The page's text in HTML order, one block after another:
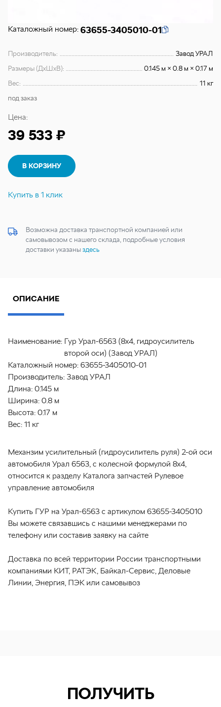
Каталожный номер: 63655-3405010-01
Производитель:
Завод УРАЛ
Размеры (ДхШхВ):
0.145 м × 0.8 м × 0.17 м
Вес:
11 кг
под заказ
Цена:
39 533 ₽
В КОРЗИНУ
Купить в 1 клик
Возможна доставка транспортной компанией или
самовывозом с нашего склада, подробные условия
доставки указаныздесь
ОПИСАНИЕ
Наименование: Гур Урал-6563 (8х4, гидроусилитель
второй оси) (Завод УРАЛ)
Каталожный номер: 63655-3405010-01
Производитель: Завод УРАЛ
Длина: 0.145 м
Ширина: 0.8 м
Высота: 0.17 м
Вес: 11 кг
Механзим усилительный (гидроусилитель руля) 2-ой оси
автомобиля Урал 6563, с колесной формулой 8х4,
относится к разделу Каталога запчастей Рулевое
управление автомобиля
Купить ГУР на Урал-6563 с артикулом 63655-3405010
Вы можете связавшись с нашими менеджерами по
телефону или составив заявку на сайте
Доставка по всей территории России транспортными
компаниями КИТ, РАТЭК, Байкал-Сервис, Деловые
Линии, Энергия, ПЭК или самовывоз
ПОЛУЧИТЬ